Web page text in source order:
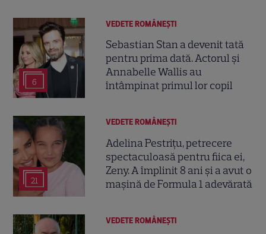
6
VEDETE ROMÂNEŞTI
Sebastian Stan a devenit tată
pentru prima dată. Actorul și
Annabelle Wallis au
întâmpinat primul lor copil
21
VEDETE ROMÂNEŞTI
Adelina Pestrițu, petrecere
spectaculoasă pentru fiica ei,
Zeny. A împlinit 8 ani și a avut o
mașină de Formula 1 adevărată
VEDETE ROMÂNEŞTI